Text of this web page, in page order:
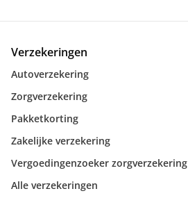
Verzekeringen
Autoverzekering
Zorgverzekering
Pakketkorting
Zakelijke verzekering
Vergoedingenzoeker zorgverzekering
Alle verzekeringen